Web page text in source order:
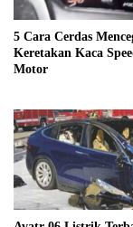
5 Cara Cerdas
Keretakan Kaca
Motor